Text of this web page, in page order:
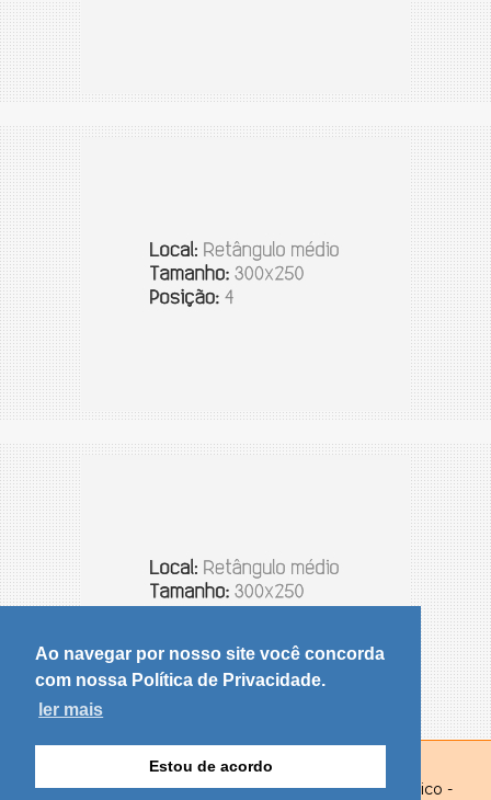
Ao navegar por nosso site você concorda
com nossa Política de Privacidade.
ler mais
Estou de acordo
© Copyright 2026 - Portal de notícias Olhar Dinâmico -